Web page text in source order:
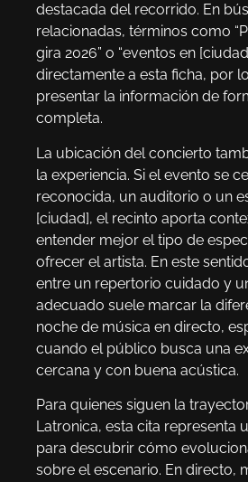
destacada del recorrido. En
relacionadas, términos como
gira 2026” o “eventos en
directamente a esta ficha, por
presentar la información de
completa.
La ubicación del concierto
la experiencia. Si el evento se
reconocida, un auditorio o un
[ciudad], el recinto aporta
entender mejor el tipo de
ofrecer el artista. En este
entre un repertorio cuidado y
adecuado suele marcar la
noche de música en directo,
cuando el público busca una
cercana y con buena acústica.
Para quienes siguen la
Latronica, esta cita representa
para descubrir cómo
sobre el escenario. En directo,